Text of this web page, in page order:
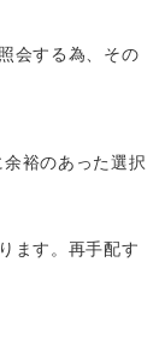
会する為、その
裕のあった選択
ます。再手配す